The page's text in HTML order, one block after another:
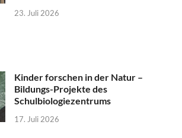
23. Juli 2026
Kinder forschen in der Natur –
Bildungs-Projekte des
Schulbiologiezentrums
17. Juli 2026